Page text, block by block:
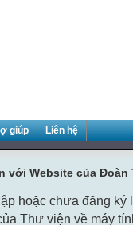
giúp Liên hệ
với Website của Đoàn
hoặc chưa đăng ký
Thư viện về máy